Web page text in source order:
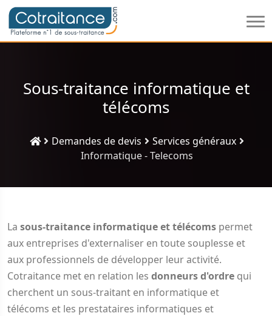
Sous-traitance informatique et
télécoms
Demandes de devis
Services généraux
Informatique - Telecoms
La sous-traitance informatique et télécoms permet
aux entreprises d'externaliser en toute souplesse et
aux professionnels de développer leur activité.
Cotraitance met en relation les donneurs d'ordre qui
cherchent un sous-traitant en informatique et
télécoms et les prestataires informatiques et